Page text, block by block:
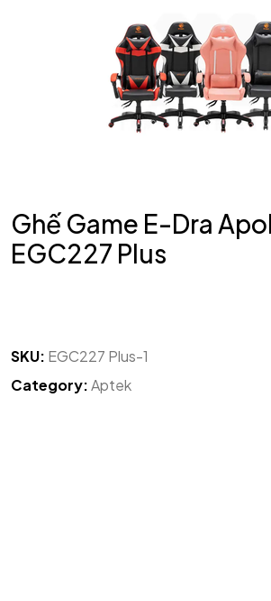
Ghế Game E-Dra
EGC227 Plus
SKU: EGC227 Plus-1
Category:Aptek